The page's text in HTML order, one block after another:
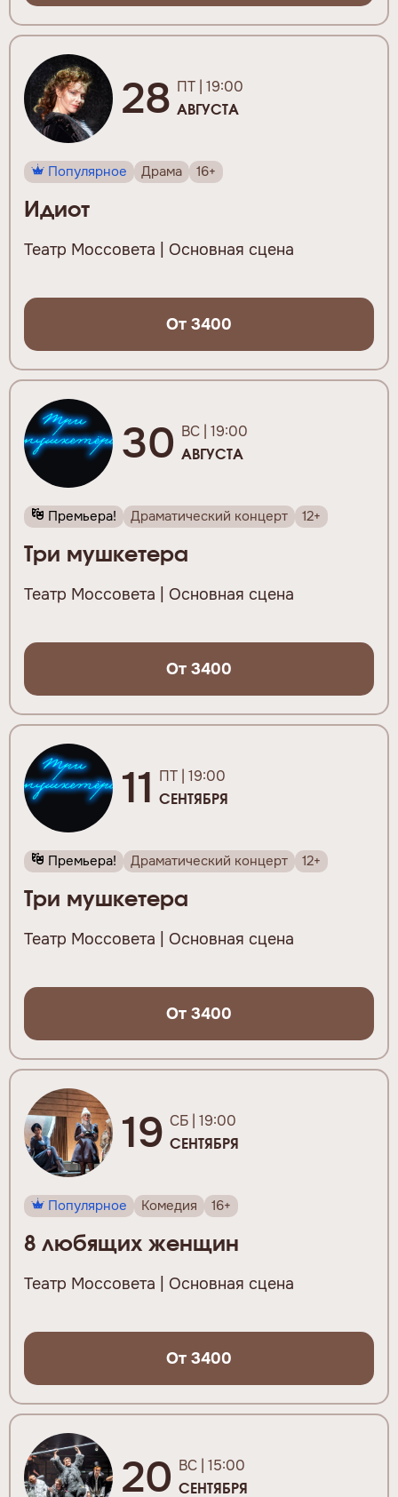
28 ПТ | 19:00
АВГУСТА
Популярное Драма 16+
Идиот
Театр Моссовета | Основная сцена
От 3400
30 ВС | 19:00
АВГУСТА
Премьера! Драматический концерт 12+
Три мушкетера
Театр Моссовета | Основная сцена
От 3400
11 ПТ | 19:00
СЕНТЯБРЯ
Премьера! Драматический концерт 12+
Три мушкетера
Театр Моссовета | Основная сцена
От 3400
19 СБ | 19:00
СЕНТЯБРЯ
Популярное Комедия 16+
8 любящих женщин
Театр Моссовета | Основная сцена
От 3400
20 ВС | 15:00
СЕНТЯБРЯ